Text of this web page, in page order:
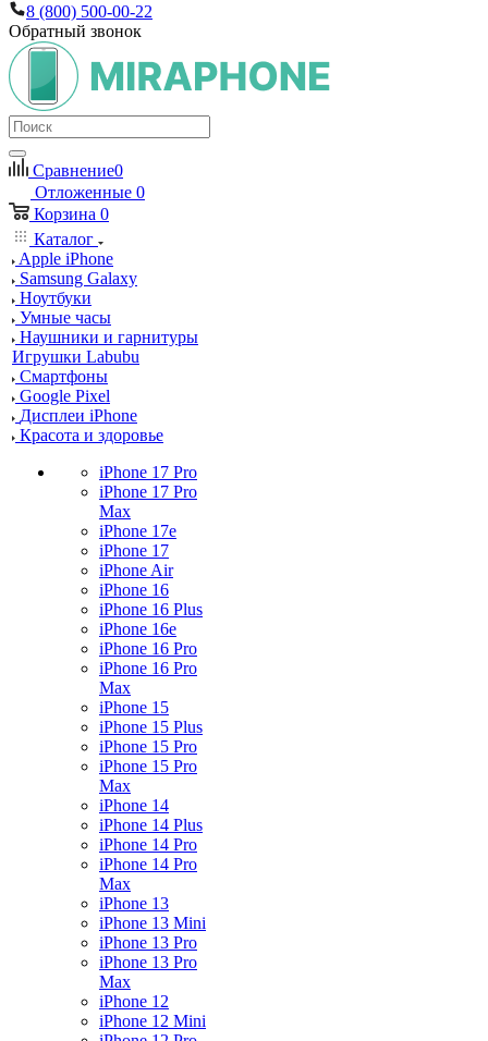
8 (800) 500-00-22
Обратный звонок
Сравнение0
Отложенные 0
Корзина 0
Каталог
Apple iPhone
Samsung Galaxy
Ноутбуки
Умные часы
Наушники и гарнитуры
Игрушки Labubu
Смартфоны
Google Pixel
Дисплеи iPhone
Красота и здоровье
iPhone 17 Pro
iPhone 17 Pro
Max
iPhone 17e
iPhone 17
iPhone Air
iPhone 16
iPhone 16 Plus
iPhone 16e
iPhone 16 Pro
iPhone 16 Pro
Max
iPhone 15
iPhone 15 Plus
iPhone 15 Pro
iPhone 15 Pro
Max
iPhone 14
iPhone 14 Plus
iPhone 14 Pro
iPhone 14 Pro
Max
iPhone 13
iPhone 13 Mini
iPhone 13 Pro
iPhone 13 Pro
Max
iPhone 12
iPhone 12 Mini